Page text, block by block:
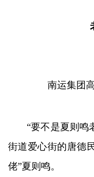
南运集团
“要不是夏则鸣
街道爱心街的唐德
佬”夏则鸣。